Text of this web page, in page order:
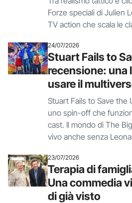
Forze speciali di Julien
TV action che scala le
24/07/2026
Stuart Fails to
recensione: una
usare il
Stuart Fails to Save the
uno spin-off che
cast. Il mondo di The
vivo anche senza
23/07/2026
Terapia di
Una commedia
di già visto